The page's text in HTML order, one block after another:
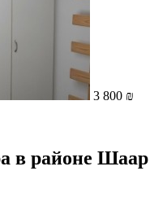
3 800 ₪
в районе Шаар